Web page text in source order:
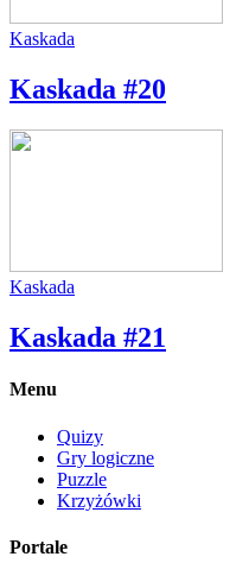
Kaskada
Kaskada #20
Kaskada
Kaskada #21
Menu
Quizy
Gry logiczne
Puzzle
Krzyżówki
Portale